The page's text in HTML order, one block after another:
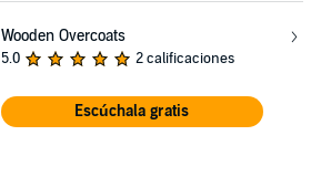
Wooden Overcoats
5.0 2 calificaciones
Escúchala gratis